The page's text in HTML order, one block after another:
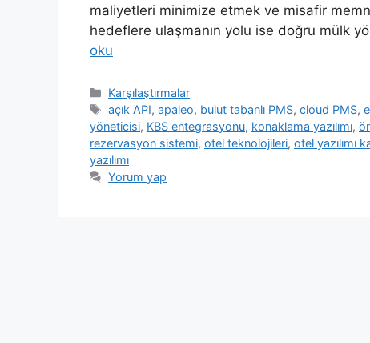
maliyetleri minimize etmek ve misafir
hedeflere ulaşmanın yolu ise doğru mülk
oku
Kategoriler
Karşılaştırmalar
Etiketler
açık API,apaleo, bulut tabanlı PMS,cloud PMS,
yöneticisi, KBS entegrasyonu, konaklama yazılımı,
rezervasyon sistemi, otel teknolojileri, otel yazılımı
yazılımı
Yorum yap